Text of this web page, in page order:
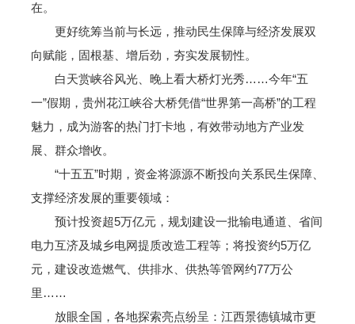
在。
更好统筹当前与长远，推动民生保障与经济发展双
向赋能，固根基、增后劲，夯实发展韧性。
白天赏峡谷风光、晚上看大桥灯光秀……今年“五
一”假期，贵州花江峡谷大桥凭借“世界第一高桥”的工程
魅力，成为游客的热门打卡地，有效带动地方产业发
展、群众增收。
“十五五”时期，资金将源源不断投向关系民生保障、
支撑经济发展的重要领域：
预计投资超5万亿元，规划建设一批输电通道、省间
电力互济及城乡电网提质改造工程等；将投资约5万亿
元，建设改造燃气、供排水、供热等管网约77万公
里……
放眼全国，各地探索亮点纷呈：江西景德镇城市更